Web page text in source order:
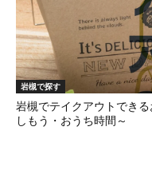
岩槻で探す
岩槻でテイクアウトでき
しもう・おうち時間～